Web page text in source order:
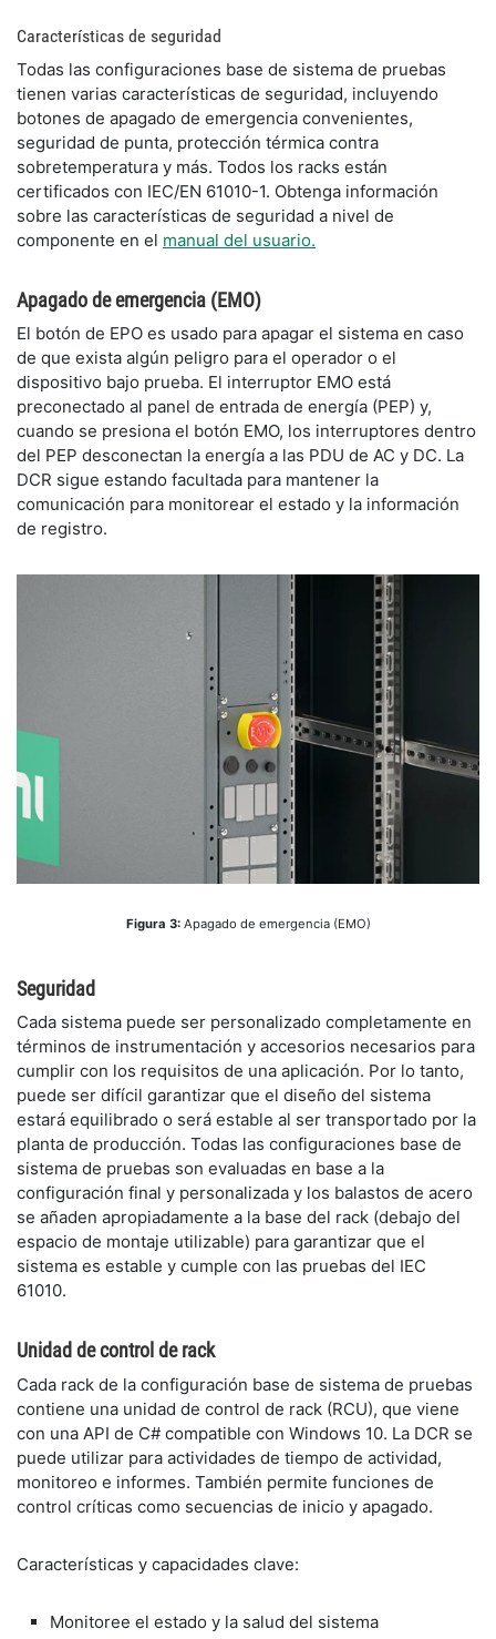
Características de seguridad
​Todas las configuraciones base de sistema de pruebas
tienen varias características de seguridad, incluyendo
botones de apagado de emergencia convenientes,
seguridad de punta, protección térmica contra
sobretemperatura y más. Todos los racks están
certificados con IEC/EN 61010-1. Obtenga información
sobre las características de seguridad a nivel de
componente en el manual del usuario.
​Apagado de emergencia (EMO)
​El botón de EPO es usado para apagar el sistema en caso
de que exista algún peligro para el operador o el
dispositivo bajo prueba. El interruptor EMO está
preconectado al panel de entrada de energía (PEP) y,
cuando se presiona el botón EMO, los interruptores dentro
del PEP desconectan la energía a las PDU de AC y DC. La
DCR sigue estando facultada para mantener la
comunicación para monitorear el estado y la información
de registro.
​Figura 3:Apagado de emergencia (EMO)
​Seguridad
​Cada sistema puede ser personalizado completamente en
términos de instrumentación y accesorios necesarios para
cumplir con los requisitos de una aplicación. Por lo tanto,
puede ser difícil garantizar que el diseño del sistema
estará equilibrado o será estable al ser transportado por la
planta de producción. Todas las configuraciones base de
sistema de pruebas son evaluadas en base a la
configuración final y personalizada y los balastos de acero
se añaden apropiadamente a la base del rack (debajo del
espacio de montaje utilizable) para garantizar que el
sistema es estable y cumple con las pruebas del IEC
61010.
​Unidad de control de rack
​Cada rack de la configuración base de sistema de pruebas
contiene una unidad de control de rack (RCU), que viene
con una API de C# compatible con Windows 10. La DCR se
puede utilizar para actividades de tiempo de actividad,
monitoreo e informes. También permite funciones de
control críticas como secuencias de inicio y apagado.
​Características y capacidades clave:
Monitoree el estado y la salud del sistema